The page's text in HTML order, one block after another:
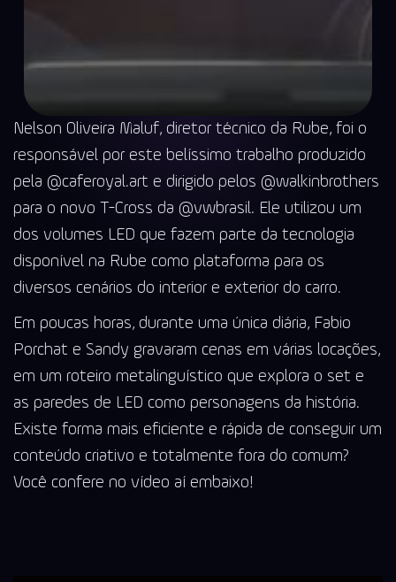
Nelson Oliveira Maluf, diretor técnico da Rube, foi o
responsável por este belíssimo trabalho produzido
pela @caferoyal.art e dirigido pelos @walkinbrothers
para o novo T-Cross da @vwbrasil. Ele utilizou um
dos volumes LED que fazem parte da tecnologia
disponível na Rube como plataforma para os
diversos cenários do interior e exterior do carro.
Em poucas horas, durante uma única diária, Fabio
Porchat e Sandy gravaram cenas em várias locações,
em um roteiro metalinguístico que explora o set e
as paredes de LED como personagens da história.
Existe forma mais eficiente e rápida de conseguir um
conteúdo criativo e totalmente fora do comum?
Você confere no vídeo aí embaixo!